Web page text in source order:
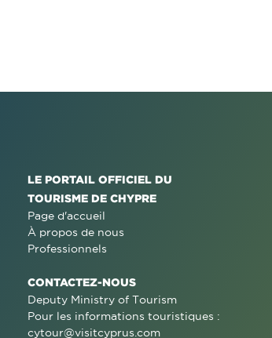
LE PORTAIL OFFICIEL DU
TOURISME DE CHYPRE
Page d'accueil
À propos de nous
Professionnels
CONTACTEZ-NOUS
Deputy Ministry of Tourism
Pour les informations touristiques :
cytour@visitcyprus.com